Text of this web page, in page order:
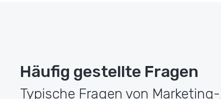
Häufig gestellte Fragen
Typische Fragen von